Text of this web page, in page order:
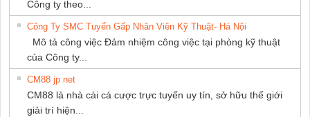
Công ty theo...
Công Ty SMC Tuyển Gấp Nhân Viên Kỹ Thuật- Hà Nội
Mô tả công việc Đảm nhiệm công việc tại phòng kỹ thuật
của Công ty...
CM88 jp net
CM88 là nhà cái cá cược trực tuyến uy tín, sở hữu thế giới
giải trí hiện...